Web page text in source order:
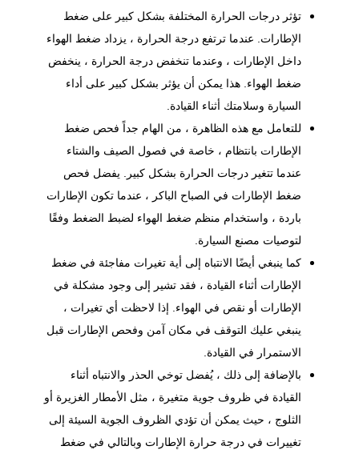
تؤثر درجات الحرارة المختلفة بشكل كبير على ضغط
الإطارات. عندما ترتفع درجة الحرارة ، يزداد ضغط الهواء
داخل الإطارات ، وعندما تنخفض درجة الحرارة ، ينخفض
ضغط الهواء. هذا يمكن أن يؤثر بشكل كبير على أداء
السيارة وسلامتك أثناء القيادة.
للتعامل مع هذه الظاهرة ، من الهام جداً فحص ضغط
الإطارات بانتظام ، خاصة في فصول الصيف والشتاء
عندما تتغير درجات الحرارة بشكل كبير. يفضل فحص
ضغط الإطارات في الصباح الباكر ، عندما تكون الإطارات
باردة ، واستخدام منظم ضغط الهواء لضبط الضغط وفقًا
لتوصيات مصنع السيارة.
كما ينبغي أيضًا الانتباه إلى أية تغيرات مفاجئة في ضغط
الإطارات أثناء القيادة ، فقد تشير إلى وجود مشكلة في
الإطارات أو نقص في الهواء. إذا لاحظت أي تغيرات ،
ينبغي عليك التوقف في مكان آمن وفحص الإطارات قبل
الاستمرار في القيادة.
بالإضافة إلى ذلك ، يُفضل توخي الحذر والانتباه أثناء
القيادة في ظروف جوية متغيرة ، مثل الأمطار الغزيرة أو
الثلوج ، حيث يمكن أن تؤدي الظروف الجوية السيئة إلى
تغييرات في درجة حرارة الإطارات وبالتالي في ضغط